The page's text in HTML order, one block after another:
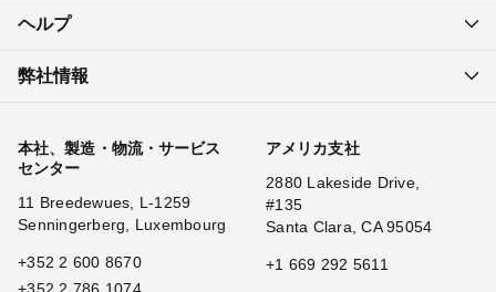
ヘルプ
弊社情報
本社、製造・物流・サービス
センター
11 Breedewues, L-1259
Senningerberg, Luxembourg
+352 2 600 8670
アメリカ支社
2880 Lakeside Drive,
#135
Santa Clara, CA 95054
+1 669 292 5611